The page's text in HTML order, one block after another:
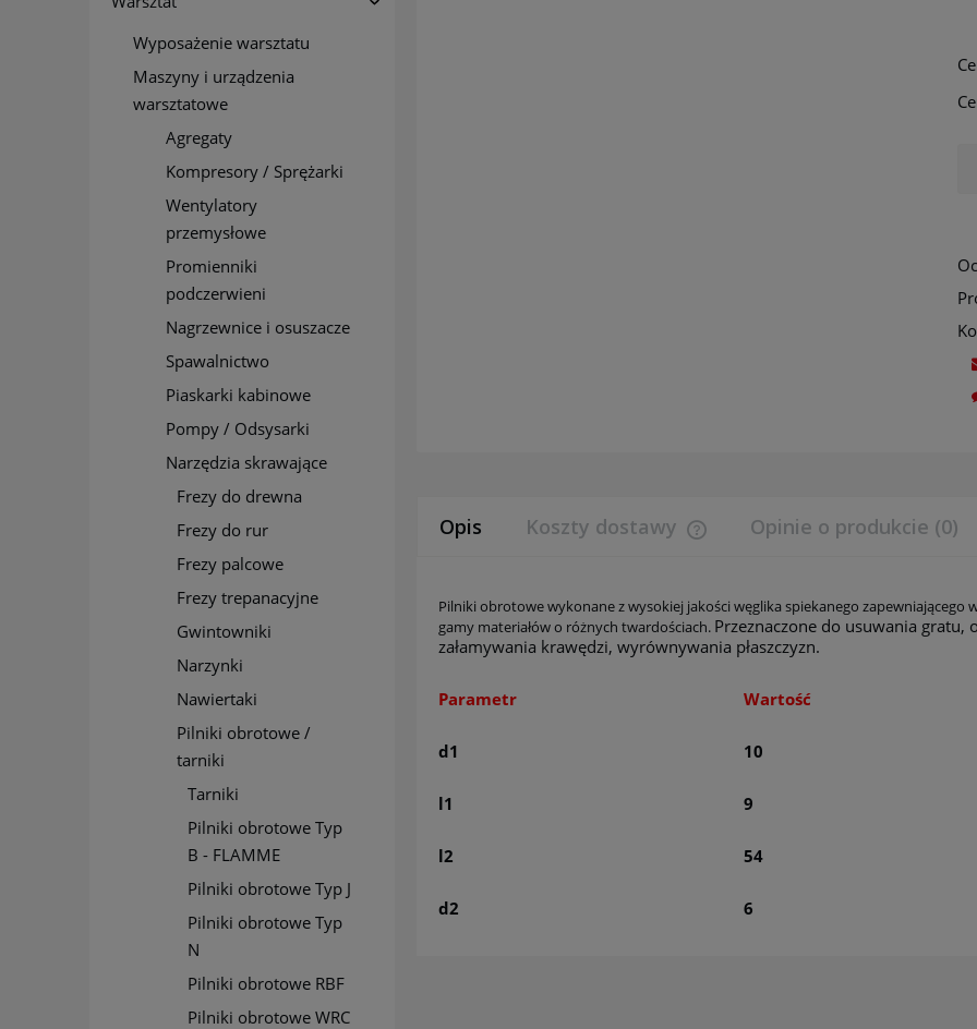
Wyposażenie warsztatu
Maszyny i urządzenia
warsztatowe
Agregaty
Kompresory / Sprężarki
Wentylatory
przemysłowe
Promienniki
podczerwieni
Nagrzewnice i osuszacze
Spawalnictwo
Piaskarki kabinowe
Pompy / Odsysarki
Narzędzia skrawające
Frezy do drewna
Frezy do rur
Frezy palcowe
Frezy trepanacyjne
Gwintowniki
Narzynki
Nawiertaki
Pilniki obrotowe /
tarniki
Tarniki
Pilniki obrotowe Typ
B - FLAMME
Pilniki obrotowe Typ J
Pilniki obrotowe Typ
N
Pilniki obrotowe RBF
Pilniki obrotowe WRC
Opis Koszty dostawy
płatności
Opinie o produkcie (0)
Pilniki obrotowe wykonane z wysokiej jakości węglika spiekanego zapewniającego
gamy materiałów o różnych twardościach. Przeznaczone do usuwania
załamywania krawędzi, wyrównywania płaszczyzn.
Parametr Wartość
d1 10
l1 9
l2 54
d2 6